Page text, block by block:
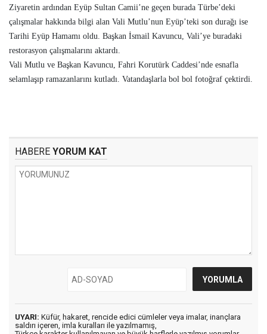
Ziyaretin ardından Eyüp Sultan Camii’ne geçen burada Türbe’deki
çalışmalar hakkında bilgi alan Vali Mutlu’nun Eyüp’teki son durağı ise
Tarihi Eyüp Hamamı oldu. Başkan İsmail Kavuncu, Vali’ye buradaki
restorasyon çalışmalarını aktardı.
Vali Mutlu ve Başkan Kavuncu, Fahri Korutürk Caddesi’nde esnafla
selamlaşıp ramazanlarını kutladı. Vatandaşlarla bol bol fotoğraf çektirdi.
HABERE YORUM KAT
UYARI: Küfür, hakaret, rencide edici cümleler veya imalar, inançlara
saldırı içeren, imla kuralları ile yazılmamış,